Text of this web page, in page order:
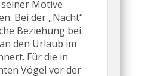
seiner Motive
Bei der „Nacht“
Beziehung bei
den Urlaub im
Für die in
Vögel vor der